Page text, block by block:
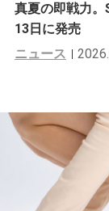
真夏の即戦力
13日に発売
ニュース